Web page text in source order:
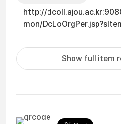
http://
mon/
Show full item